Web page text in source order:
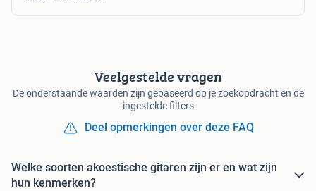
Veelgestelde vragen
De onderstaande waarden zijn gebaseerd op je zoekopdracht en de
ingestelde filters
Deel opmerkingen over deze FAQ
Welke soorten akoestische gitaren zijn er en wat zijn
hun kenmerken?